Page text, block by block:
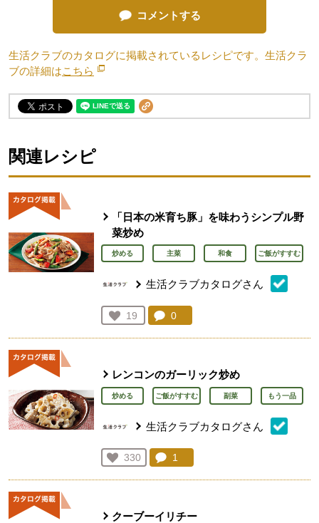
コメントする
生活クラブのカタログに掲載されているレシピです。生活クラ
ブの詳細はこちら 別のウィンドウで開きます。
関連レシピ
「日本の米育ち豚」を味わうシンプル野
菜炒め
炒める 主菜 和食 ご飯がすすむ
生活クラブカタログさん
お気に入り登録：
19
人が登録
コメント：
0
レンコンのガーリック炒め
炒める ご飯がすすむ 副菜 もう一品
生活クラブカタログさん
お気に入り登録：
330
人が登録
コメント：
1
クーブーイリチー